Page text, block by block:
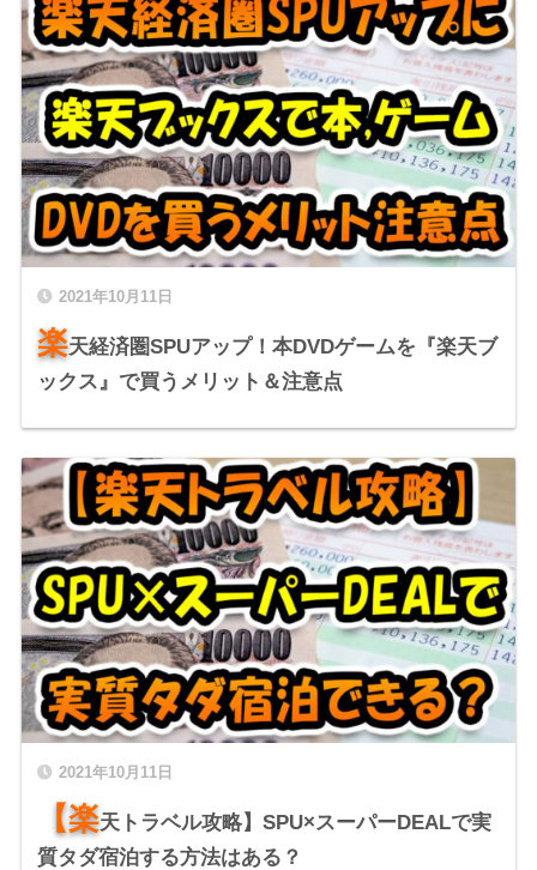
2021年10月11日
楽天経済圏SPUアップ！本DVDゲームを『楽天ブ
ックス』で買うメリット＆注意点
2021年10月11日
【楽天トラベル攻略】SPU×スーパーDEALで実
質タダ宿泊する方法はある？